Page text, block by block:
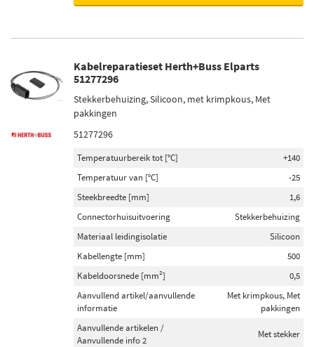
Kabelreparatieset Herth+Buss Elparts
51277296
Stekkerbehuizing, Silicoon, met krimpkous, Met
pakkingen
51277296
Temperatuurbereik tot [°C]
+140
Temperatuur van [°C]
-25
Steekbreedte [mm]
1,6
Connectorhuisuitvoering
Stekkerbehuizing
Materiaal leidingisolatie
Silicoon
Kabellengte [mm]
500
Kabeldoorsnede [mm²]
0,5
Aanvullend artikel/aanvullende
informatie
Met krimpkous, Met
pakkingen
Aanvullende artikelen /
Aanvullende info 2
Met stekker